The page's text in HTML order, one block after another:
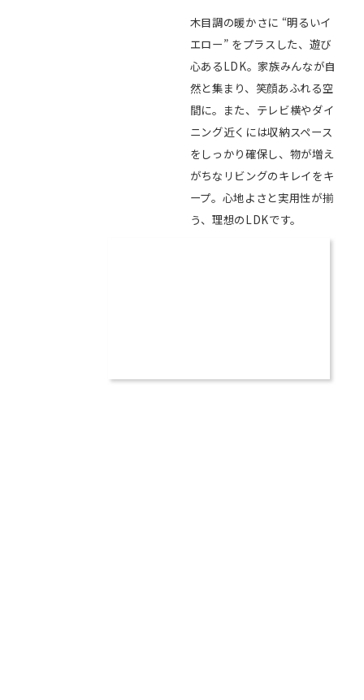
木目調の暖かさに “明るいイ
エロー” をプラスした、遊び
心あるLDK。家族みんなが自
然と集まり、笑顔あふれる空
間に。また、テレビ横やダイ
ニング近くには収納スペース
をしっかり確保し、物が増え
がちなリビングのキレイをキ
ープ。心地よさと実用性が揃
う、理想のLDKです。